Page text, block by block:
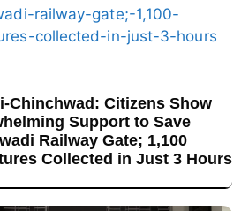
Chinchwad: Citizens Show
Support to Save
Railway Gate; 1,100
Collected in Just 3 Hours